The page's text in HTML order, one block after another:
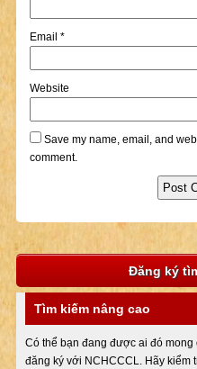
Email *
Website
Save my name, email, and
comment.
Đăng ký
Tìm kiếm nâng cao
Có thể bạn đang được ai đó
đăng ký với NCHCCCL. Hãy kiểm